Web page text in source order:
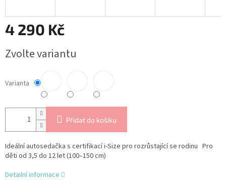
4 290 Kč
cena:
Zvolte variantu
Varianta
Přidat do košíku
Ideální autosedačka s certifikací i-Size pro rozrůstající se rodinu Pro
děti od 3,5 do 12 let (100–150 cm)
Detailní informace